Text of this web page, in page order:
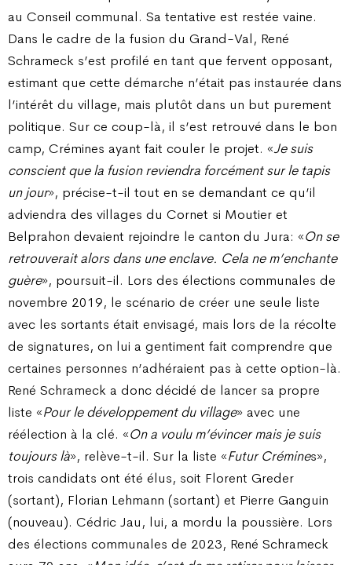
au Conseil communal. Sa tentative est restée vaine.
Dans le cadre de la fusion du Grand-Val, René
Schrameck s’est profilé en tant que fervent opposant,
estimant que cette démarche n’était pas instaurée dans
l’intérêt du village, mais plutôt dans un but purement
politique. Sur ce coup-là, il s’est retrouvé dans le bon
camp, Crémines ayant fait couler le projet. «Je suis
conscient que la fusion reviendra forcément sur le tapis
un jour», précise-t-il tout en se demandant ce qu’il
adviendra des villages du Cornet si Moutier et
Belprahon devaient rejoindre le canton du Jura: «On se
retrouverait alors dans une enclave. Cela ne m’enchante
guère», poursuit-il. Lors des élections communales de
novembre 2019, le scénario de créer une seule liste
avec les sortants était envisagé, mais lors de la récolte
de signatures, on lui a gentiment fait comprendre que
certaines personnes n’adhéraient pas à cette option-là.
René Schrameck a donc décidé de lancer sa propre
liste «Pour le développement du village» avec une
réélection à la clé. «On a voulu m’évincer mais je suis
toujours là», relève-t-il. Sur la liste «Futur Crémines»,
trois candidats ont été élus, soit Florent Greder
(sortant), Florian Lehmann (sortant) et Pierre Ganguin
(nouveau). Cédric Jau, lui, a mordu la poussière. Lors
des élections communales de 2023, René Schrameck